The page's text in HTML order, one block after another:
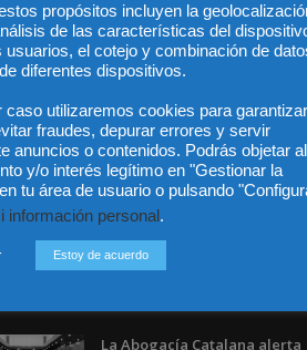
más noticias
Especialización total: por
qué TBF Abogados es el
referente en derecho...
La Abogacía Catalana alerta
propósitos incluyen la
de las características del
usuarios, el cotejo y combinación de
diferentes dispositivos.
caso utilizaremos cookies para
fraudes, depurar errores y servir
anuncios o contenidos. Podrás objetar al
y/o interés legítimo en "Gestionar la
tu área de usuario o pulsando
información personal.
Estoy de acuerdo